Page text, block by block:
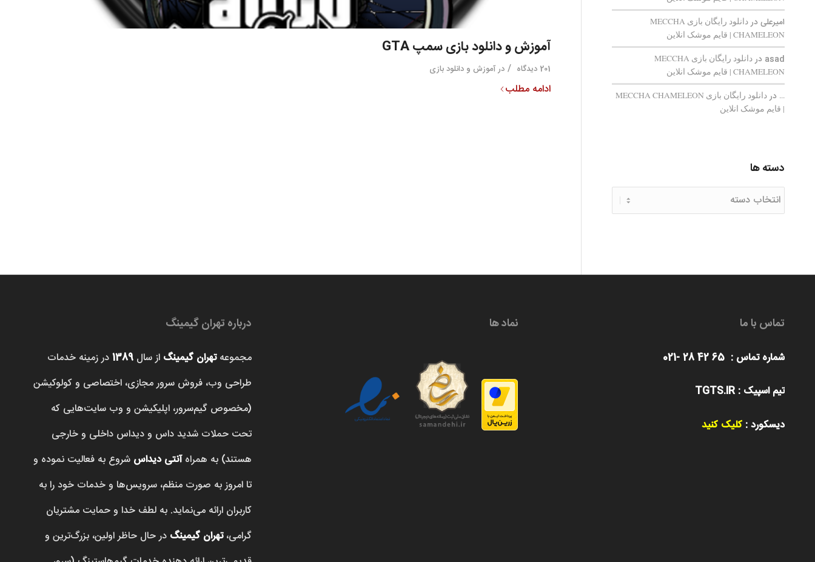
آموزش و دانلود بازی سمپ GTA
201 دیدگاه / درآموزش و دانلود بازی
ادامه مطلب
امیرعلیدر
دانلود رایگان بازی MECCHA
CHAMELEON | قایم‌ موشک انلاین
asad در
دانلود رایگان بازی MECCHA
CHAMELEON | قایم‌ موشک انلاین
... در
دانلود رایگان بازی MECCHA CHAMELEON
| قایم‌ موشک انلاین
دسته ها
دسته
ها
تماس با ما
شماره تماس : 65 42 28 -021
تیم اسپیک : TGTS.IR
دیسکورد :کلیک کنید
نماد ها درباره تهران گیمینگ
مجموعهتهران گیمینگ از سال1389در زمینه خدمات
طراحی وب، فروش‌ سرور مجازی، اختصاصی و کولوکیشن
(مخصوص گیم‌سرور، اپلیکیشن و وب سایت‌هایی که
تحت حملات شدید داس و دیداس داخلی و خارجی
هستند) به همراهآنتی دیداس شروع به فعالیت نموده و
تا امروز به صورت منظم، سرویس‌ها و خدمات خود را به
کاربران ارائه می‌نماید. به لطف خدا و حمایت مشتریان
گرامی،تهران گیمینگ در حال حاظر اولین، بزرگ‌ترین و